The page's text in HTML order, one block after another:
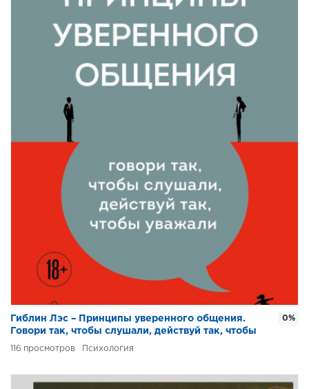
Гиблин Лэс – Принципы уверенного общения.
Говори так, чтобы слушали, действуй так, чтобы
уважали
116 Психология
0%